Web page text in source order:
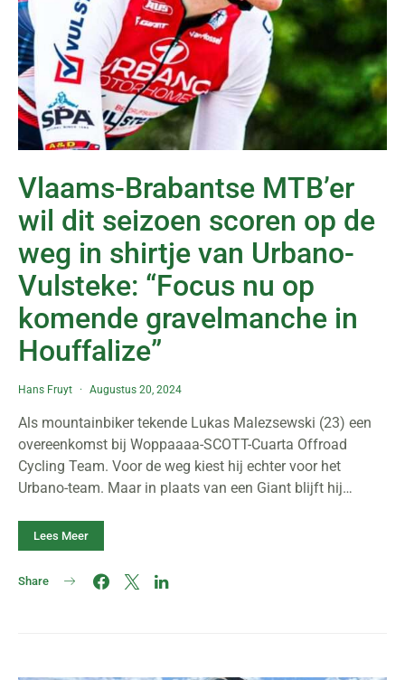
Vlaams-Brabantse MTB’er
wil dit seizoen scoren op de
weg in shirtje van Urbano-
Vulsteke: “Focus nu op
komende gravelmanche in
Houffalize”
Hans Fruyt Augustus 20, 2024
Als mountainbiker tekende Lukas Malezsewski (23) een
overeenkomst bij Woppaaaa-SCOTT-Cuarta Offroad
Cycling Team. Voor de weg kiest hij echter voor het
Urbano-team. Maar in plaats van een Giant blijft hij…
Lees Meer
Share